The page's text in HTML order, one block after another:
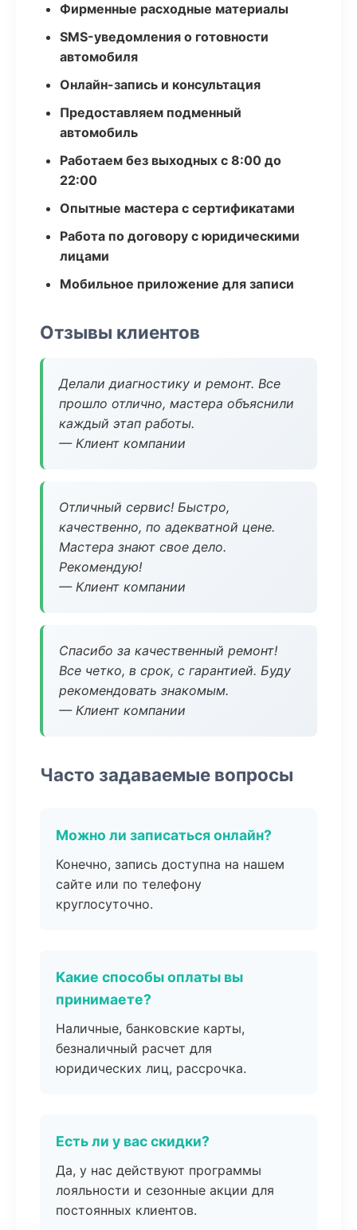
Фирменные расходные материалы
SMS-уведомления о готовности
автомобиля
Онлайн-запись и консультация
Предоставляем подменный
автомобиль
Работаем без выходных с 8:00 до
22:00
Опытные мастера с сертификатами
Работа по договору с юридическими
лицами
Мобильное приложение для записи
Отзывы клиентов
Делали диагностику и ремонт. Все
прошло отлично, мастера объяснили
каждый этап работы.
— Клиент компании
Отличный сервис! Быстро,
качественно, по адекватной цене.
Мастера знают свое дело.
Рекомендую!
— Клиент компании
Спасибо за качественный ремонт!
Все четко, в срок, с гарантией. Буду
рекомендовать знакомым.
— Клиент компании
Часто задаваемые вопросы
Можно ли записаться онлайн?
Конечно, запись доступна на нашем
сайте или по телефону
круглосуточно.
Какие способы оплаты вы
принимаете?
Наличные, банковские карты,
безналичный расчет для
юридических лиц, рассрочка.
Есть ли у вас скидки?
Да, у нас действуют программы
лояльности и сезонные акции для
постоянных клиентов.